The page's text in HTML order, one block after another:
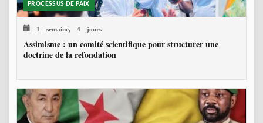
PROCESSUS DE PAIX
1 semaine, 4 jours
Assimisme : un comité scientifique pour structurer une
doctrine de la refondation